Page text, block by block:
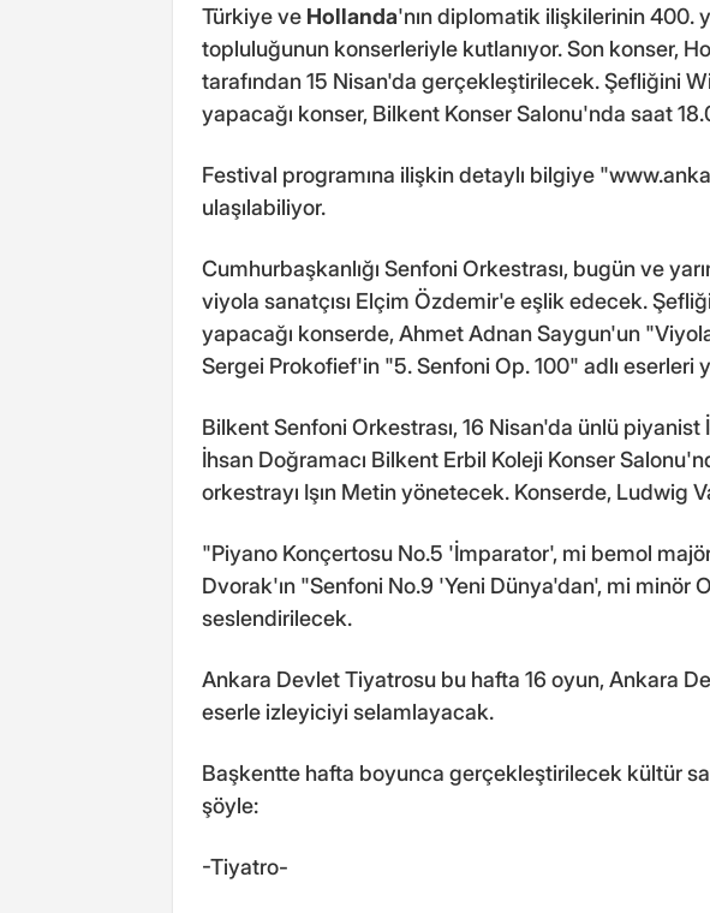
Türkiye ve Hollanda'nın diplomatik ilişkilerinin 400.
topluluğunun konserleriyle kutlanıyor. Son konser,
tarafından 15 Nisan'da gerçekleştirilecek. Şefliğini
yapacağı konser, Bilkent Konser Salonu'nda saat
Festival programına ilişkin detaylı bilgiye
ulaşılabiliyor.
Cumhurbaşkanlığı Senfoni Orkestrası, bugün ve
viyola sanatçısı Elçim Özdemir'e eşlik edecek.
yapacağı konserde, Ahmet Adnan Saygun'un
Sergei Prokofief'in "5. Senfoni Op. 100" adlı eserleri
Bilkent Senfoni Orkestrası, 16 Nisan'da ünlü
İhsan Doğramacı Bilkent Erbil Koleji Konser
orkestrayı Işın Metin yönetecek. Konserde, Ludwig
"Piyano Konçertosu No.5 'İmparator', mi bemol
Dvorak'ın "Senfoni No.9 'Yeni Dünya'dan', mi minör
seslendirilecek.
Ankara Devlet Tiyatrosu bu hafta 16 oyun, Ankara
eserle izleyiciyi selamlayacak.
Başkentte hafta boyunca gerçekleştirilecek kültür
şöyle:
-Tiyatro-